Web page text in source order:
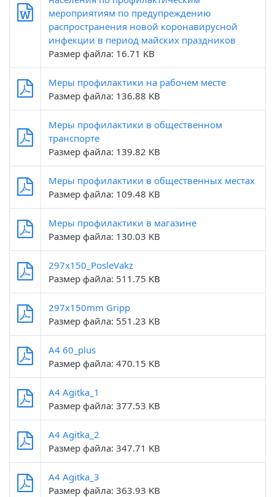
мероприятиям по предупреждению
распространения новой коронавирусной
инфекции в период майских праздников
Размер файла: 16.71 KB
Меры профилактики на рабочем месте
Размер файла: 136.88 KB
Меры профилактики в общественном
транспорте
Размер файла: 139.82 KB
Меры профилактики в общественных местах
Размер файла: 109.48 KB
Меры профилактики в магазине
Размер файла: 130.03 KB
297x150_PosleVakz
Размер файла: 511.75 KB
297x150mm Gripp
Размер файла: 551.23 KB
A4 60_plus
Размер файла: 470.15 KB
A4 Agitka_1
Размер файла: 377.53 KB
A4 Agitka_2
Размер файла: 347.71 KB
A4 Agitka_3
Размер файла: 363.93 KB